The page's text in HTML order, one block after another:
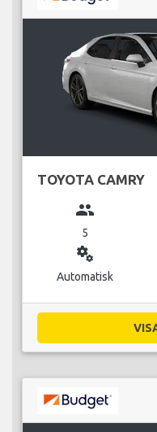
TOYOTA CAMRY
group
5
miscellaneous_services
Automatisk